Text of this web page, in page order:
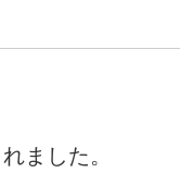
ました。